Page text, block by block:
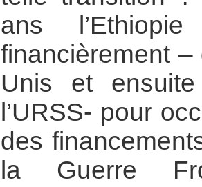
ans
financièrement –
Unis et ensuite
l’URSS- pour
des
la Guerre